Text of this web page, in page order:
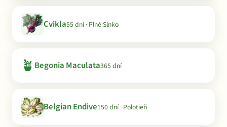
Cvikla55 dní · Plné Slnko
🪴 Begonia Maculata365 dní
Belgian Endive150 dní · Polotieň